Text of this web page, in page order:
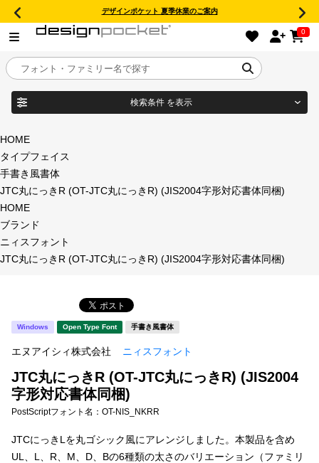
デザインポケット 夏季休業のご案内
0
目的別フォントガイド
特集
おすすめ
年間ライセンス商品
新着一覧
カート 0
検索条件 を表示
商品名
タイプフェイス
明朝体
宋朝体
教科書体
草書体 勘亭流
HOME
タイプフェイス
手書き風書体
JTC丸にっきR (OT-JTC丸にっきR) (JIS2004字形対応書体同梱)
HOME
ブランド
ニィスフォント
JTC丸にっきR (OT-JTC丸にっきR) (JIS2004字形対応書体同梱)
Windows Open Type Font 手書き風書体
エヌアイシィ株式会社 ニィスフォント
JTC丸にっきR (OT-JTC丸にっきR) (JIS2004
字形対応書体同梱)
PostScriptフォント名： OT-NIS_NKRR
JTCにっきLを丸ゴシック風にアレンジしました。本製品を含め
UL、L、R、M、D、Bの6種類の太さのバリエーション（ファミリ